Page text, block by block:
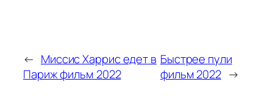
← Миссис Харрис едет в
Париж фильм 2022
Быстрее пули
фильм 2022 →